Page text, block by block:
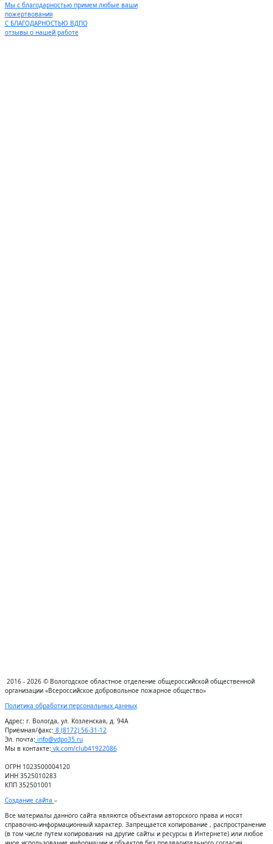
Мы с благодарностью примем любые ваши
пожертвования
С БЛАГОДАРНОСТЬЮ ВДПО
отзывы о нашей работе
2016 - 2026 © Вологодское областное отделение общероссийской общественной
организации «Всероссийское добровольное пожарное общество»
Политика обработки персональных данных
Адрес: г. Вологда, ул. Козленская, д. 94А
Приёмная/факс: 8 (8172) 56-31-12
Эл. почта: info@vdpo35.ru
Мы в контакте: vk.com/club41922086
ОГРН 1023500004120
ИНН 3525010283
КПП 352501001
Создание сайта –
Все материалы данного сайта являются объектами авторского права и носят
справочно-информационный характер. Запрещается копирование , распространение
(в том числе путем копирования на другие сайты и ресурсы в Интернете) или любое